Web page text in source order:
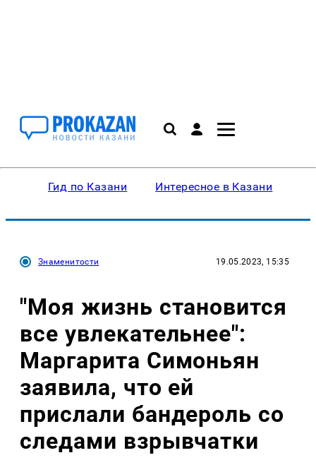
Гид по Казани Интересное в Казани
Знаменитости 19.05.2023, 15:35
"Моя жизнь становится
все увлекательнее":
Маргарита Симоньян
заявила, что ей
прислали бандероль со
следами взрывчатки